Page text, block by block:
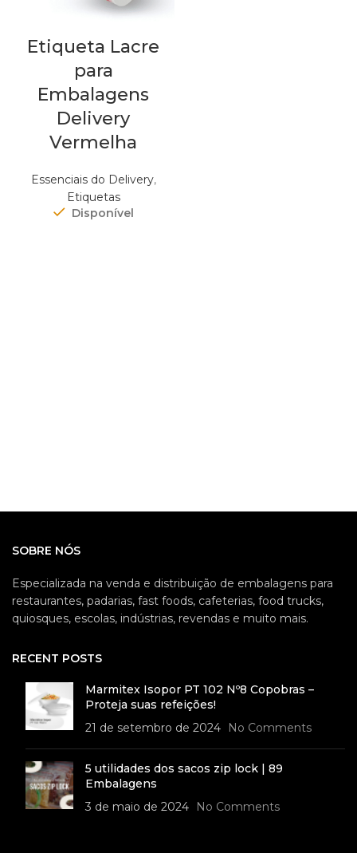
Etiqueta Lacre
para
Embalagens
Delivery
Vermelha
Essenciais do Delivery,
Etiquetas
Disponível
SOBRE NÓS
Especializada na venda e distribuição de embalagens para
restaurantes, padarias, fast foods, cafeterias, food trucks,
quiosques, escolas, indústrias, revendas e muito mais.
RECENT POSTS
Marmitex Isopor PT 102 Nº8 Copobras –
Proteja suas refeições!
21 de setembro de 2024
No Comments
5 utilidades dos sacos zip lock | 89
Embalagens
3 de maio de 2024
No Comments